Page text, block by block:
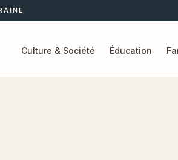
Culture & Société Éducation